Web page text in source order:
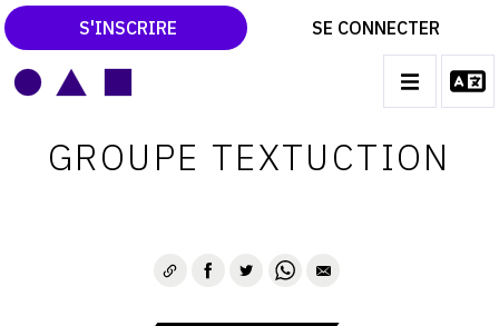
S'INSCRIRE SE CONNECTER
navigation
CATALOGUES RAISONNÉS
LES VERNISSAGES
GROUPE TEXTUCTION